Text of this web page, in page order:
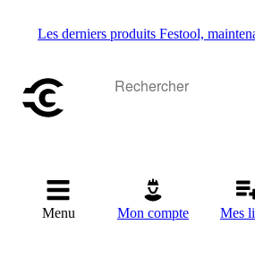
Les derniers produits Festool,
Menu Mon compte Mes